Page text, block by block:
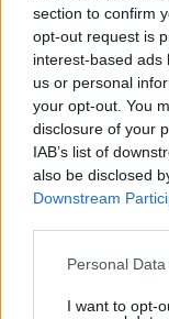
section to confirm
opt-out request is
interest-based ads
us or personal
your opt-out. You
disclosure of your
IAB’s list of
also be disclosed
Downstream
Please note that
not limited to your
Personal
I want to opt-
Η Ιουλία
λουλούδια στην
κεφάλι και είπε
07.08.2026, 06:39
ΔΕΙΤΕ ΟΛΕΣ
ΤΑ ΠΙΟ